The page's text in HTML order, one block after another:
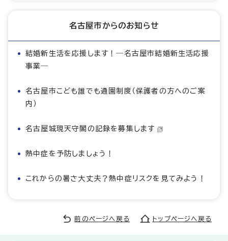
名古屋市からのお知らせ
結婚新生活を応援します！―名古屋市結婚新生活応援
事業―
名古屋市こども誰でも通園制度（保護者の方へのご案
内）
名古屋城現天守閣の記録を募集します
熱中症を予防しましょう！
これからの暑さ大丈夫？熱中症リスクを見てみよう！
前のページへ戻る トップページへ戻る